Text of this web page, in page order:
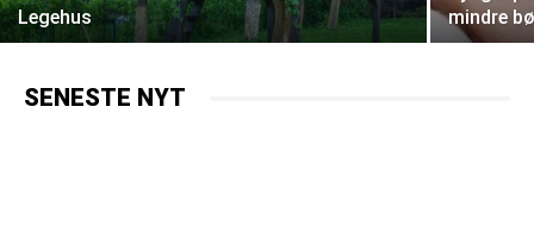
Legehus
mindre
SENESTE NYT